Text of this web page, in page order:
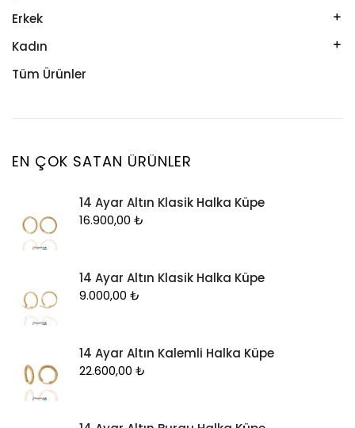
Kelepçe
Kolye
Künye
Erkek
Kelepçe
Künye
Kadın
Bileklik
Küpe
Piercing
Şahmeran
Yüzük
Tüm Ürünler
EN ÇOK SATAN ÜRÜNLER
14 Ayar Altın Klasik Halka Küpe
16.900,00 ₺
14 Ayar Altın Klasik Halka Küpe
9.000,00 ₺
14 Ayar Altın Kalemli Halka Küpe
22.600,00 ₺